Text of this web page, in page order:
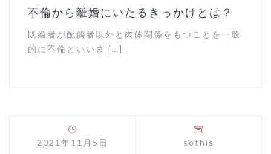
不倫から離婚にいたるきっかけとは？
既婚者が配偶者以外と肉体関係をもつことを一般
的に不倫といいま […]
2021年11月5日 sothis